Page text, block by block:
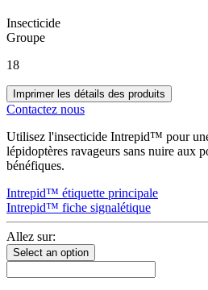
Insecticide
Groupe
18
Imprimer les détails des produits
Contactez nous
Utilisez l'insecticide Intrepid™ pour
lépidoptères ravageurs sans nuire aux
bénéfiques.
Intrepid™ étiquette principale
Intrepid™ fiche signalétique
Allez sur:
Select an option